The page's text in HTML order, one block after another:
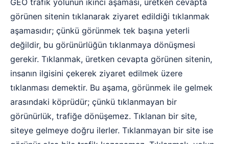
görünen sitenin tıklanarak ziyaret edildiği tıklanmak
aşamasıdır; çünkü görünmek tek başına yeterli
değildir, bu görünürlüğün tıklanmaya dönüşmesi
gerekir. Tıklanmak, üretken cevapta görünen sitenin,
insanın ilgisini çekerek ziyaret edilmek üzere
tıklanması demektir. Bu aşama, görünmek ile gelmek
arasındaki köprüdür; çünkü tıklanmayan bir
görünürlük, trafiğe dönüşemez. Tıklanan bir site,
siteye gelmeye doğru ilerler. Tıklanmayan bir site ise